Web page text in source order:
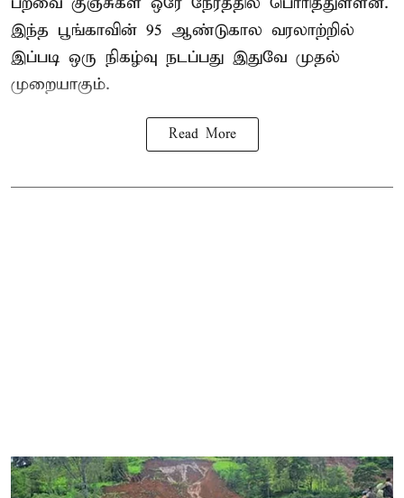
இந்த பூங்காவின் 95 ஆண்டுகால வரலாற்றில்
இப்படி ஒரு நிகழ்வு நடப்பது இதுவே முதல்
முறையாகும்.
Read More